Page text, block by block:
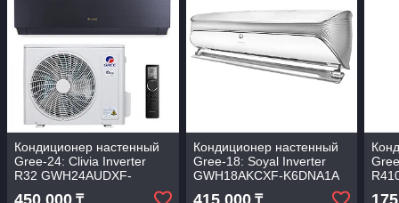
Кондиционер настенный
Gree-24: Clivia Inverter
R32 GWH24AUDXF-
K6DNA1A (без
Кондиционер настенный
Gree-18: Soyal Inverter
GWH18AKCXF-K6DNA1A
(без соединительной